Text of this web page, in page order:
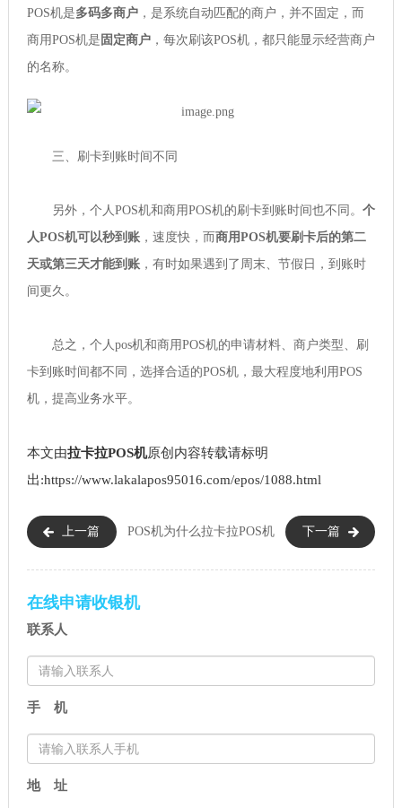
POS机是多码多商户，是系统自动匹配的商户，并不固定，而
商用POS机是 固定商户，每次刷该POS机，都只能显示经营商户
的名称。
三、刷卡到账时间不同
另外，个人POS机和商用POS机的刷卡到账时间也不同。 个
人POS机可以秒到账，速度快，而商用POS机要刷卡后的第二
天或第三天才能到账，有时如果遇到了周末、节假日，到账时
间更久。
总之，个人pos机和商用POS机的申请材料、商户类型、刷
卡到账时间都不同，选择合适的POS机，最大程度地利用POS
机，提高业务水平。
本文由拉卡拉POS机原创内容转载请标明
出:https://www.lakalapos95016.com/epos/1088.html
上一篇 POS机为什么
正）
下一篇
拉卡拉POS机
在线申请收银机
联系人
手 机
地 址